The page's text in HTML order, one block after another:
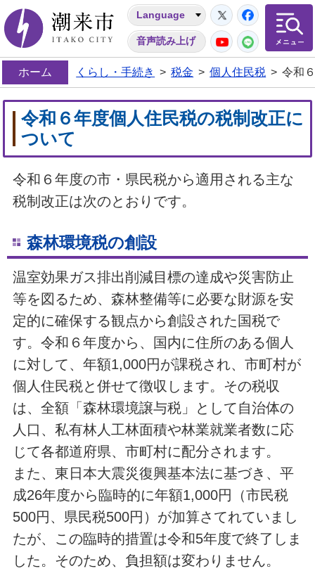
潮来市
Language
音声読み上げ
Twitter
YouTube
LINE
ホーム くらし・手続き > 税金 > 個人住民税 > 令和
令和６年度個人住民税の税制改正に
ついて
令和６年度の市・県民税から適用される主な
税制改正は次のとおりです。
森林環境税の創設
温室効果ガス排出削減目標の達成や災害防止
等を図るため、森林整備等に必要な財源を安
定的に確保する観点から創設された国税で
す。令和６年度から、国内に住所のある個人
に対して、年額1,000円が課税され、市町村が
個人住民税と併せて徴収します。その税収
は、全額「森林環境譲与税」として自治体の
人口、私有林人工林面積や林業就業者数に応
じて各都道府県、市町村に配分されます。
また、東日本大震災復興基本法に基づき、平
成26年度から臨時的に年額1,000円（市民税
500円、県民税500円）が加算さてれていまし
たが、この臨時的措置は令和5年度で終了しま
した。そのため、負担額は変わりません。